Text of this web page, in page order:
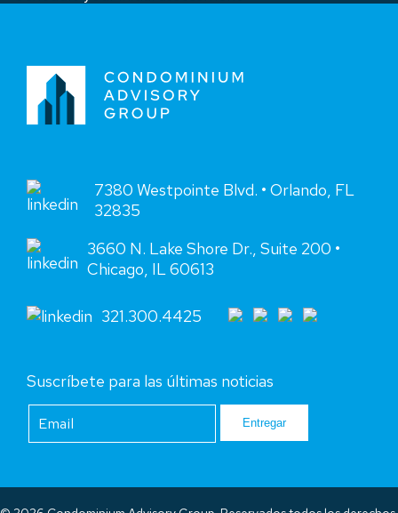
7380 Westpointe Blvd. • Orlando, FL
32835
3660 N. Lake Shore Dr., Suite 200 •
Chicago, IL 60613
321.300.4425
Suscríbete para las últimas noticias
Footer
Newsletter
Entregar